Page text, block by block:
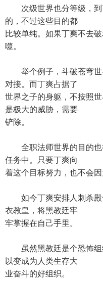
次级世界也分等级，到
的，不过这些目的都
比较单纯。如果丁爽不去
噬。
举个例子，斗破苍穹世
对接。而丁爽占据了
世界之子的身躯，不按照
是极大的威胁，需要
铲除。
全职法师世界的目的也
任务中。只要丁爽向
着这个目标努力，也不会因
如今丁爽安排人刺杀殿
衣教皇，将黑教廷牢
牢掌握在自己手里。
虽然黑教廷是个恐怖组
以变成为人类生存大
业奋斗的好组织。